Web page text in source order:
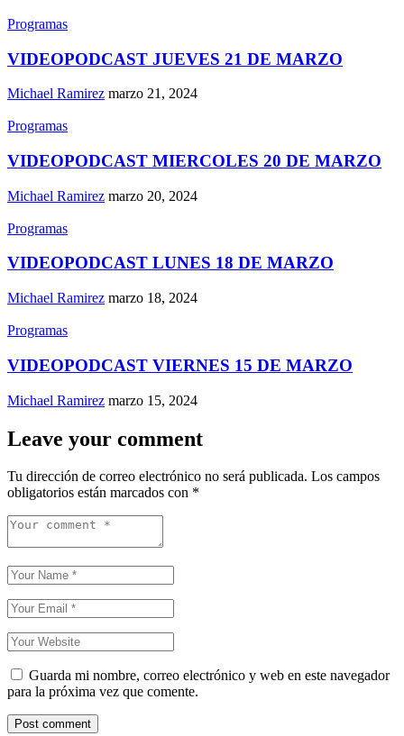
Programas
VIDEOPODCAST JUEVES 21 DE MARZO
Michael Ramirez marzo 21, 2024
Programas
VIDEOPODCAST MIERCOLES 20 DE MARZO
Michael Ramirez marzo 20, 2024
Programas
VIDEOPODCAST LUNES 18 DE MARZO
Michael Ramirez marzo 18, 2024
Programas
VIDEOPODCAST VIERNES 15 DE MARZO
Michael Ramirez marzo 15, 2024
Leave your comment
Tu dirección de correo electrónico no será publicada. Los campos
obligatorios están marcados con *
Guarda mi nombre, correo electrónico y web en este navegador
para la próxima vez que comente.